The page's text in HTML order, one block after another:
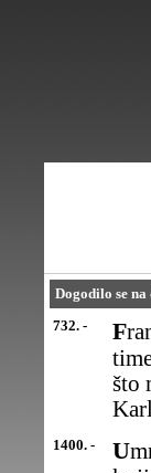
Dogodilo se
732. -
Franački vladar Šarl teško je porazio u bici kod Poatjea Saracene i
što
1400. - Umro je engleski pisac Džefri Čoser, začetnik moderne engleske